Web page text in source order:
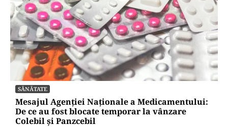
SĂNĂTATE
Mesajul Agenției Naționale a Medicamentului:
De ce au fost blocate temporar la vânzare
Colebil și Panzcebil